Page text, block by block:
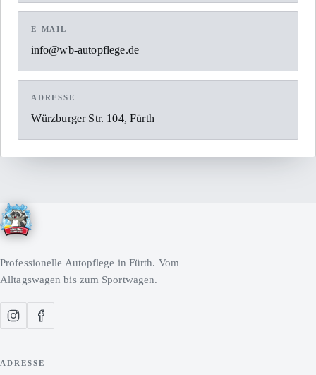
E-MAIL
info@wb-autopflege.de
ADRESSE
Würzburger Str. 104, Fürth
Professionelle Autopflege in Fürth. Vom
Alltagswagen bis zum Sportwagen.
ADRESSE